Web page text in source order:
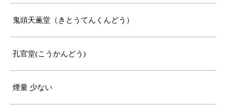
鬼頭天薫堂（きとうてんくんどう）
孔官堂(こうかんどう)
煙量 少ない